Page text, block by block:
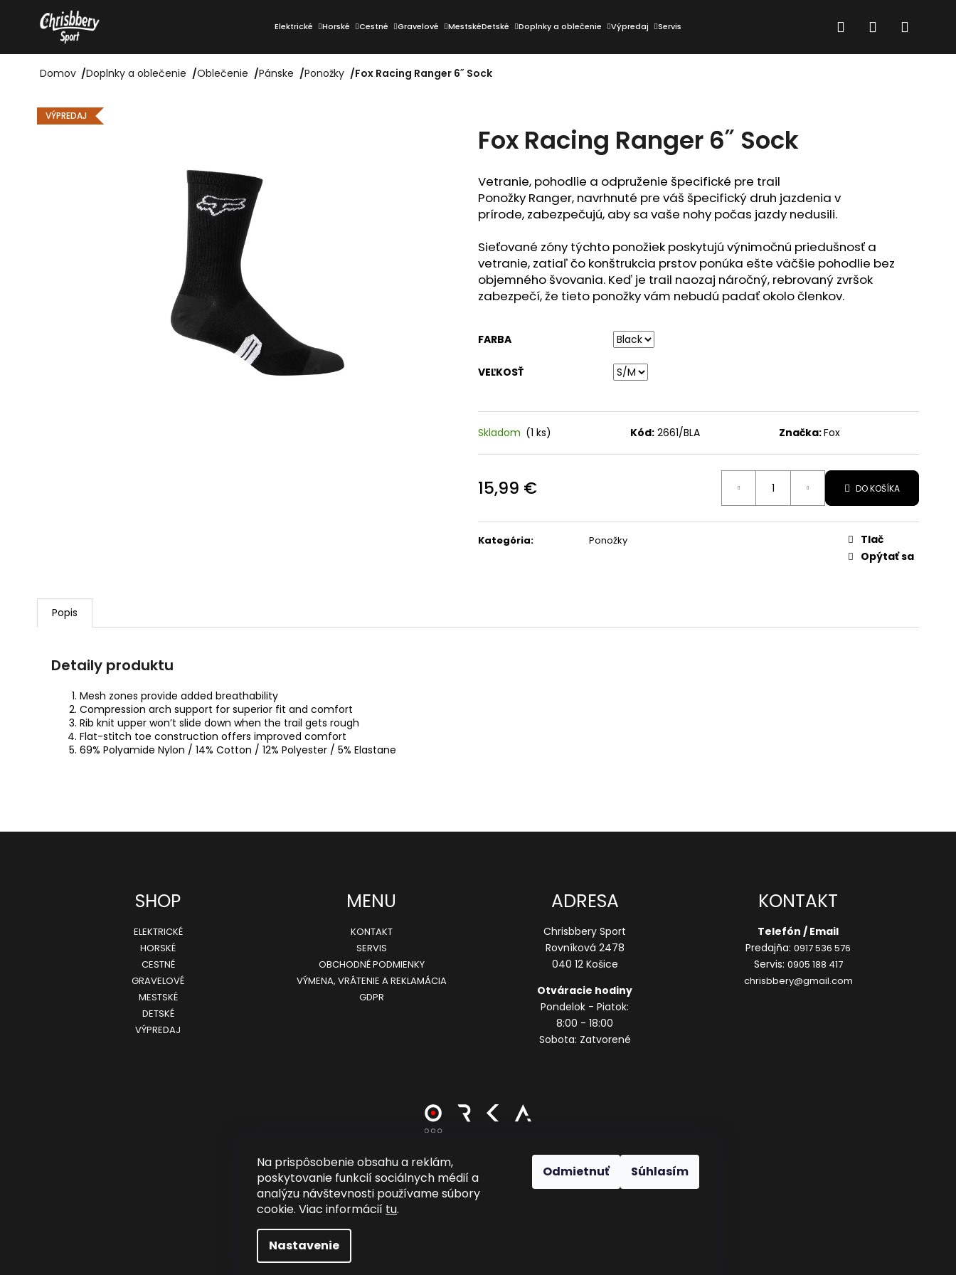
Na prispôsobenie obsahu a reklám,
poskytovanie funkcií sociálnych médií a
analýzu návštevnosti používame súbory
cookie. Viac informácií tu.
Nastavenie
Odmietnuť Súhlasím
Elektrické Horské Cestné Gravelové MestskéDetské Doplnky a oblečenie Výpredaj Servis HľadaťPrihlásenie
Domov /Doplnky a oblečenie /Oblečenie /Pánske /Ponožky /Fox Racing Ranger 6˝ Sock
Fox Racing Ranger 6˝ Sock
Vetranie, pohodlie a odpruženie špecifické pre trail
Ponožky Ranger, navrhnuté pre váš špecifický druh jazdenia v
prírode, zabezpečujú, aby sa vaše nohy počas jazdy nedusili.
Sieťované zóny týchto ponožiek poskytujú výnimočnú priedušnosť a
vetranie, zatiaľ čo konštrukcia prstov ponúka ešte väčšie pohodlie bez
objemného švovania. Keď je trail naozaj náročný, rebrovaný zvršok
zabezpečí, že tieto ponožky vám nebudú padať okolo členkov.
FARBA
VEĽKOSŤ
Skladom (1 ks) Kód: 2661/BLA Značka:Fox
15,99 € DO KOŠÍKA
Kategória: Ponožky
Tlač
Opýtať sa
VÝPREDAJ
Popis
Detaily produktu
Mesh zones provide added breathability
Compression arch support for superior fit and comfort
Rib knit upper won’t slide down when the trail gets rough
Flat-stitch toe construction offers improved comfort
69% Polyamide Nylon / 14% Cotton / 12% Polyester / 5% Elastane
š
Späť
obchodu
Späť
obchodu
Čo potrebujete nájsť?
HĽADAŤ
Nasledujúce
NEPREMOKAVÁ
CYKLISTICKÁ BUNDA
RAPHA CORE II
128,99 €
RUKAVICE FOX RACING X
TREK RANGER NA
SHOP
ELEKTRICKÉ
HORSKÉ
CESTNÉ
GRAVELOVÉ
MESTSKÉ
DETSKÉ
VÝPREDAJ
MENU
KONTAKT
SERVIS
OBCHODNÉ PODMIENKY
VÝMENA, VRÁTENIE A REKLAMÁCIA
GDPR
ADRESA
Chrisbbery Sport
Rovníková 2478
040 12 Košice
Otváracie hodiny
Pondelok - Piatok:
8:00 - 18:00
Sobota: Zatvorené
KONTAKT
Telefón / Email
Predajňa: 0917 536 576
Servis: 0905 188 417
chrisbbery@gmail.com
Vytvoril Shoptet
Copyright 2026